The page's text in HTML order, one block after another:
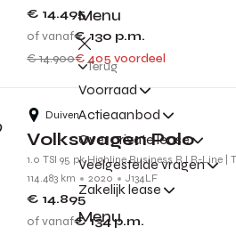
Menu
Terug
Voorraad
Actieaanbod
Over private lease
Veelgestelde vragen
Zakelijk lease
Menu
€ 14.495
of vanaf€ 130 p.m.
€ 14.900€ 405 voordeel
Duiven
Volkswagen Polo
1.0 TSI 95 pk Highline Business R l R-Line
114.483 km
2020 J134LF
€ 14.895
of vanaf€ 134p.m.